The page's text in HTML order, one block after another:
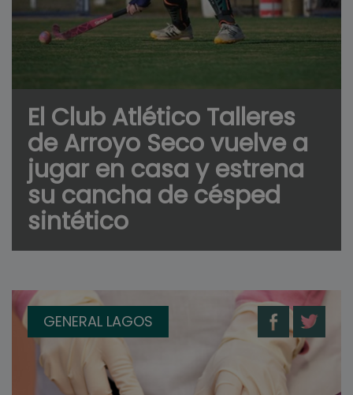
El Club Atlético Talleres
de Arroyo Seco vuelve a
jugar en casa y estrena
su cancha de césped
sintético
GENERAL LAGOS